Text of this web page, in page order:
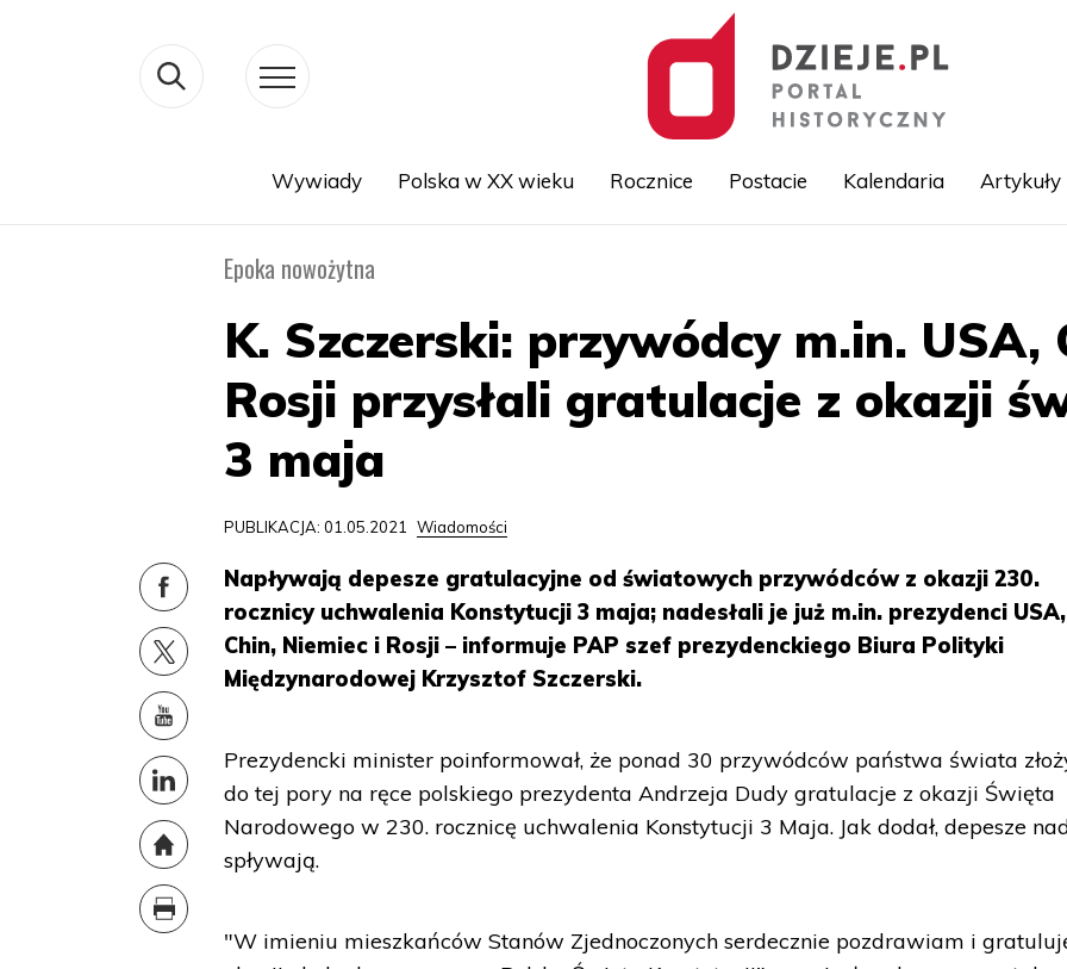
Wywiady Polska w XX wieku Rocznice Postacie Kalendaria Artykuły
Epoka nowożytna
K. Szczerski: przywódcy m.in. USA,
Rosji przysłali gratulacje z okazji
3 maja
PUBLIKACJA: 01.05.2021 Wiadomości
Napływają depesze gratulacyjne od światowych przywódców z okazji 230.
rocznicy uchwalenia Konstytucji 3 maja; nadesłali je już m.in. prezydenci USA,
Chin, Niemiec i Rosji – informuje PAP szef prezydenckiego Biura Polityki
Międzynarodowej Krzysztof Szczerski.
Prezydencki minister poinformował, że ponad 30 przywódców państwa świata
do tej pory na ręce polskiego prezydenta Andrzeja Dudy gratulacje z okazji Święta
Narodowego w 230. rocznicę uchwalenia Konstytucji 3 Maja. Jak dodał, depesze
spływają.
"W imieniu mieszkańców Stanów Zjednoczonych serdecznie pozdrawiam i